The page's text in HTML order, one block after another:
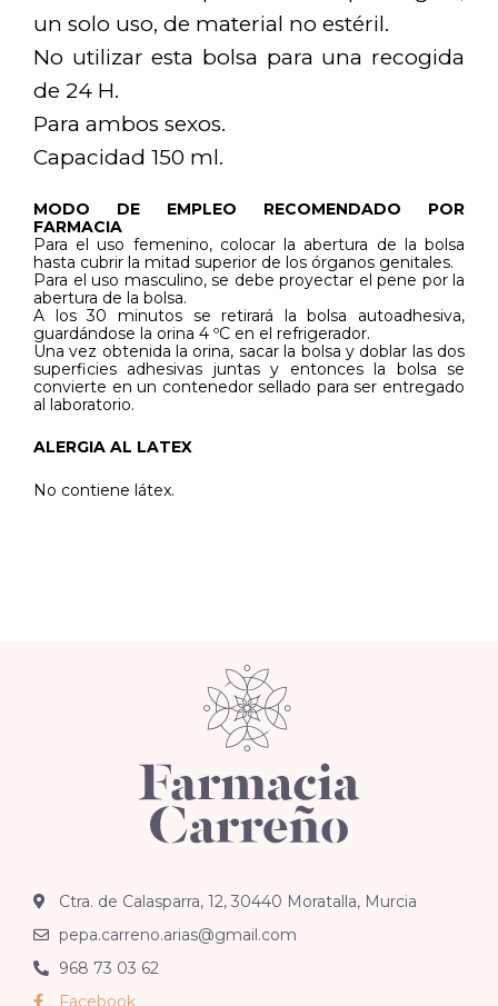
un solo uso, de material no estéril.
No utilizar esta bolsa para una recogida
de 24 H.
Para ambos sexos.
Capacidad 150 ml.
MODO DE EMPLEO RECOMENDADO POR
FARMACIA
Para el uso femenino, colocar la abertura de la bolsa
hasta cubrir la mitad superior de los órganos genitales.
Para el uso masculino, se debe proyectar el pene por la
abertura de la bolsa.
A los 30 minutos se retirará la bolsa autoadhesiva,
guardándose la orina 4 ºC en el refrigerador.
Una vez obtenida la orina, sacar la bolsa y doblar las dos
superficies adhesivas juntas y entonces la bolsa se
convierte en un contenedor sellado para ser entregado
al laboratorio.
ALERGIA AL LATEX
No contiene látex.
Ctra. de Calasparra, 12, 30440 Moratalla, Murcia
pepa.carreno.arias@gmail.com
968 73 03 62
Facebook